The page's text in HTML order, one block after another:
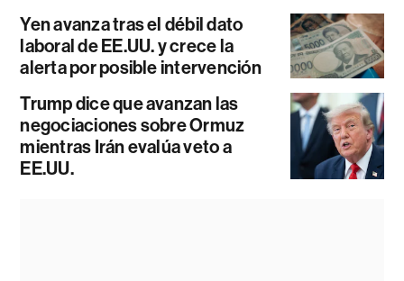
Yen avanza tras el débil dato
laboral de EE.UU. y crece la
alerta por posible intervención
Trump dice que avanzan las
negociaciones sobre Ormuz
mientras Irán evalúa veto a
EE.UU.